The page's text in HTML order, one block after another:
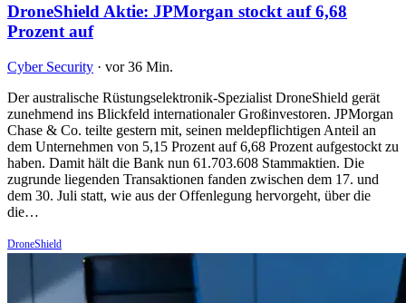
DroneShield Aktie: JPMorgan stockt auf 6,68
Prozent auf
Cyber Security · vor 36 Min.
Der australische Rüstungselektronik-Spezialist DroneShield gerät
zunehmend ins Blickfeld internationaler Großinvestoren. JPMorgan
Chase & Co. teilte gestern mit, seinen meldepflichtigen Anteil an
dem Unternehmen von 5,15 Prozent auf 6,68 Prozent aufgestockt zu
haben. Damit hält die Bank nun 61.703.608 Stammaktien. Die
zugrunde liegenden Transaktionen fanden zwischen dem 17. und
dem 30. Juli statt, wie aus der Offenlegung hervorgeht, über die
die…
DroneShield